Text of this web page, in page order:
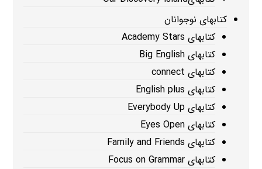
کتابهای نوجوانان
کتابهای Academy Stars
کتابهای Big English
کتابهای connect
کتابهای English plus
کتابهای Everybody Up
کتابهای Eyes Open
کتابهای Family and Friends
کتابهای Focus on Grammar